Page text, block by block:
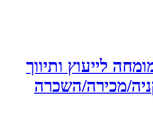
ותיווך
השכרה